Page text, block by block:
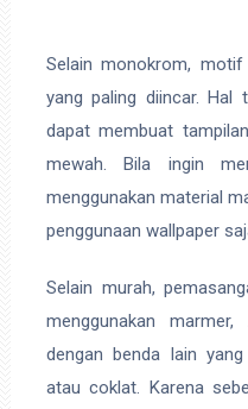
Selain monokrom,
yang paling diincar. Hal
dapat membuat
mewah. Bila ingin
menggunakan material
penggunaan wallpaper
Selain murah,
menggunakan
dengan benda lain
atau coklat. Karena